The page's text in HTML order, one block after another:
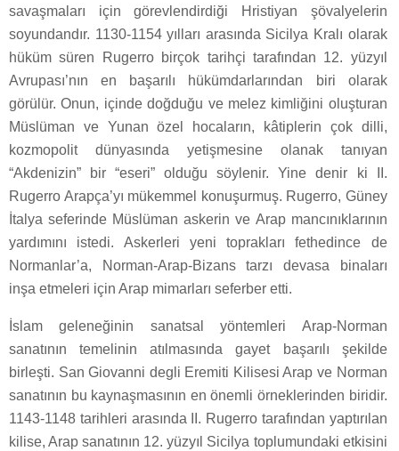
savaşmaları için görevlendirdiği Hristiyan şövalyelerin
soyundandır. 1130-1154 yılları arasında Sicilya Kralı olarak
hüküm süren Rugerro birçok tarihçi tarafından 12. yüzyıl
Avrupası’nın en başarılı hükümdarlarından biri olarak
görülür. Onun, içinde doğduğu ve melez kimliğini oluşturan
Müslüman ve Yunan özel hocaların, kâtiplerin çok dilli,
kozmopolit dünyasında yetişmesine olanak tanıyan
“Akdenizin” bir “eseri” olduğu söylenir. Yine denir ki II.
Rugerro Arapça’yı mükemmel konuşurmuş. Rugerro, Güney
İtalya seferinde Müslüman askerin ve Arap mancınıklarının
yardımını istedi. Askerleri yeni toprakları fethedince de
Normanlar’a, Norman-Arap-Bizans tarzı devasa binaları
inşa etmeleri için Arap mimarları seferber etti.
İslam geleneğinin sanatsal yöntemleri Arap-Norman
sanatının temelinin atılmasında gayet başarılı şekilde
birleşti. San Giovanni degli Eremiti Kilisesi Arap ve Norman
sanatının bu kaynaşmasının en önemli örneklerinden biridir.
1143-1148 tarihleri arasında II. Rugerro tarafından yaptırılan
kilise, Arap sanatının 12. yüzyıl Sicilya toplumundaki etkisini